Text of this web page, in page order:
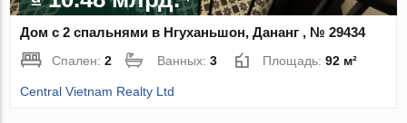
Дом с 2 спальнями в Нгуханьшон, Дананг , № 29434
Спален:2 Ванных:3 Площадь:92 м²
Central Vietnam Realty Ltd